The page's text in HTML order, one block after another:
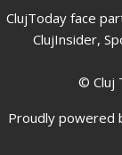
ClujToday face
ClujInsider,
© Cluj
Proudly powered